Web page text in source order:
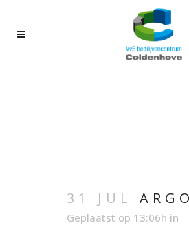
31 JUL
Geplaatst op 13:06h in